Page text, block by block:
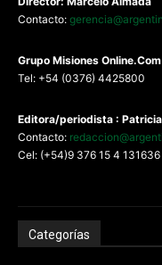
Contacto:
Grupo Misiones Online.Com
Tel: +54 (0376) 4425800
Editora/periodista :
Contacto:
Cel: (+54)9 376 15 4 131636
Categorías